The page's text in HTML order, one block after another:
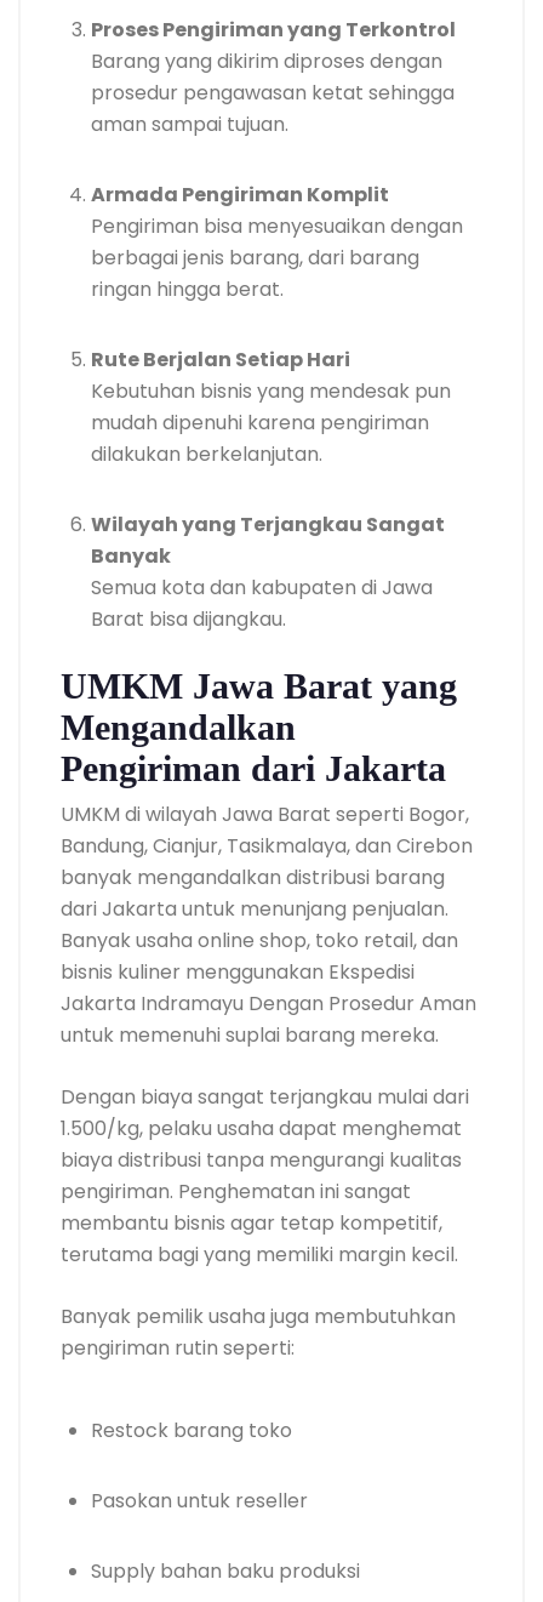
Proses Pengiriman yang Terkontrol
Barang yang dikirim diproses dengan
prosedur pengawasan ketat sehingga
aman sampai tujuan.
Armada Pengiriman Komplit
Pengiriman bisa menyesuaikan dengan
berbagai jenis barang, dari barang
ringan hingga berat.
Rute Berjalan Setiap Hari
Kebutuhan bisnis yang mendesak pun
mudah dipenuhi karena pengiriman
dilakukan berkelanjutan.
Wilayah yang Terjangkau Sangat
Banyak
Semua kota dan kabupaten di Jawa
Barat bisa dijangkau.
UMKM Jawa Barat yang
Mengandalkan
Pengiriman dari Jakarta
UMKM di wilayah Jawa Barat seperti Bogor,
Bandung, Cianjur, Tasikmalaya, dan Cirebon
banyak mengandalkan distribusi barang
dari Jakarta untuk menunjang penjualan.
Banyak usaha online shop, toko retail, dan
bisnis kuliner menggunakan Ekspedisi
Jakarta Indramayu Dengan Prosedur Aman
untuk memenuhi suplai barang mereka.
Dengan biaya sangat terjangkau mulai dari
1.500/kg, pelaku usaha dapat menghemat
biaya distribusi tanpa mengurangi kualitas
pengiriman. Penghematan ini sangat
membantu bisnis agar tetap kompetitif,
terutama bagi yang memiliki margin kecil.
Banyak pemilik usaha juga membutuhkan
pengiriman rutin seperti:
Restock barang toko
Pasokan untuk reseller
Supply bahan baku produksi